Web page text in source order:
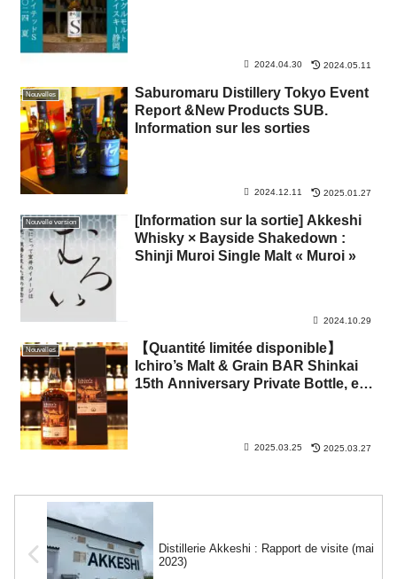
2024.04.30 2024.05.11
Nouvelles
Saburomaru Distillery Tokyo Event
Report &New Products SUB.
Information sur les sorties
2024.12.11 2025.01.27
Nouvelle version
[Information sur la sortie] Akkeshi
Whisky × Bayside Shakedown :
Shinji Muroi Single Malt « Muroi »
2024.10.29
Nouvelles
【Quantité limitée disponible】
Ichiro’s Malt & Grain BAR Shinkai
15th Anniversary Private Bottle, en
2025.03.25 2025.03.27
Distillerie Akkeshi : Rapport de visite (mai
2023)